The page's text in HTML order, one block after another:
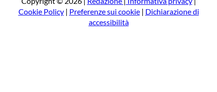
Cookie Policy| Preferenze sui cookie| Dichiarazione di
accessibilità